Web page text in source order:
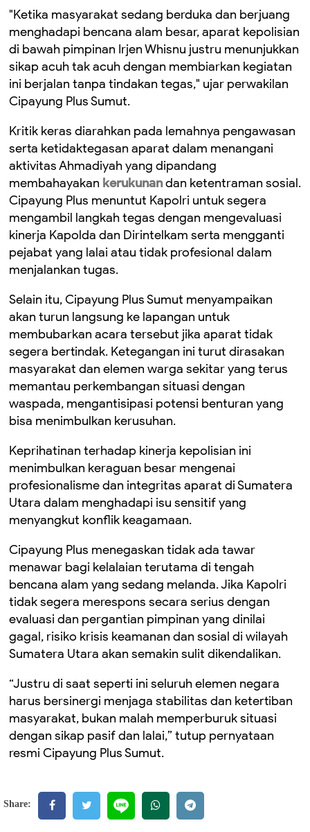
"Ketika masyarakat sedang berduka dan berjuang
menghadapi bencana alam besar, aparat kepolisian
di bawah pimpinan Irjen Whisnu justru menunjukkan
sikap acuh tak acuh dengan membiarkan kegiatan
ini berjalan tanpa tindakan tegas," ujar perwakilan
Cipayung Plus Sumut.
Kritik keras diarahkan pada lemahnya pengawasan
serta ketidaktegasan aparat dalam menangani
aktivitas Ahmadiyah yang dipandang
membahayakan kerukunandan ketentraman sosial.
Cipayung Plus menuntut Kapolri untuk segera
mengambil langkah tegas dengan mengevaluasi
kinerja Kapolda dan Dirintelkam serta mengganti
pejabat yang lalai atau tidak profesional dalam
menjalankan tugas.
Selain itu, Cipayung Plus Sumut menyampaikan
akan turun langsung ke lapangan untuk
membubarkan acara tersebut jika aparat tidak
segera bertindak. Ketegangan ini turut dirasakan
masyarakat dan elemen warga sekitar yang terus
memantau perkembangan situasi dengan
waspada, mengantisipasi potensi benturan yang
bisa menimbulkan kerusuhan.
Keprihatinan terhadap kinerja kepolisian ini
menimbulkan keraguan besar mengenai
profesionalisme dan integritas aparat di Sumatera
Utara dalam menghadapi isu sensitif yang
menyangkut konflik keagamaan.
Cipayung Plus menegaskan tidak ada tawar
menawar bagi kelalaian terutama di tengah
bencana alam yang sedang melanda. Jika Kapolri
tidak segera merespons secara serius dengan
evaluasi dan pergantian pimpinan yang dinilai
gagal, risiko krisis keamanan dan sosial di wilayah
Sumatera Utara akan semakin sulit dikendalikan.
“Justru di saat seperti ini seluruh elemen negara
harus bersinergi menjaga stabilitas dan ketertiban
masyarakat, bukan malah memperburuk situasi
dengan sikap pasif dan lalai,” tutup pernyataan
resmi Cipayung Plus Sumut.
Share: